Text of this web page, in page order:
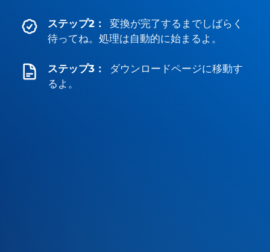
ステップ2：
変換が完了するまでしばらく
待ってね。処理は自動的に始まるよ。
ステップ3：
ダウンロードページに移動す
るよ。